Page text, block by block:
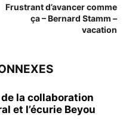
Frustrant d’avancer comme
ça – Bernard Stamm –
vacation
de la collaboration
et l’écurie Beyou